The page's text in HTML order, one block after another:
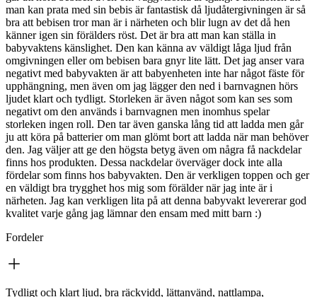
man kan prata med sin bebis är fantastisk då ljudåtergivningen är så
bra att bebisen tror man är i närheten och blir lugn av det då hen
känner igen sin förälders röst. Det är bra att man kan ställa in
babyvaktens känslighet. Den kan känna av väldigt låga ljud från
omgivningen eller om bebisen bara gnyr lite lätt. Det jag anser vara
negativt med babyvakten är att babyenheten inte har något fäste för
upphängning, men även om jag lägger den ned i barnvagnen hörs
ljudet klart och tydligt. Storleken är även något som kan ses som
negativt om den används i barnvagnen men inomhus spelar
storleken ingen roll. Den tar även ganska lång tid att ladda men går
ju att köra på batterier om man glömt bort att ladda när man behöver
den. Jag väljer att ge den högsta betyg även om några få nackdelar
finns hos produkten. Dessa nackdelar överväger dock inte alla
fördelar som finns hos babyvakten. Den är verkligen toppen och ger
en väldigt bra trygghet hos mig som förälder när jag inte är i
närheten. Jag kan verkligen lita på att denna babyvakt levererar god
kvalitet varje gång jag lämnar den ensam med mitt barn :)
Fordeler
Tydligt och klart ljud, bra räckvidd, lättanvänd, nattlampa,